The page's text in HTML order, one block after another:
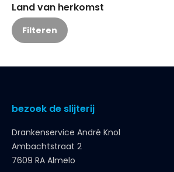
Land van herkomst
Filteren
bezoek de slijterij
Drankenservice André Knol
Ambachtstraat 2
7609 RA Almelo